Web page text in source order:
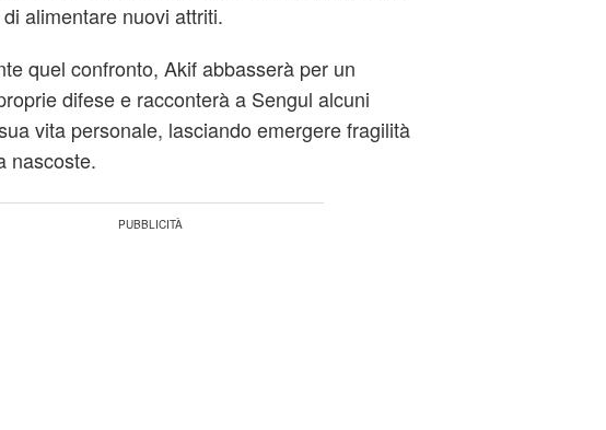
alimentare nuovi attriti.
quel confronto, Akif abbasserà per un
difese e racconterà a Sengul alcuni
vita personale, lasciando emergere fragilità
nascoste.